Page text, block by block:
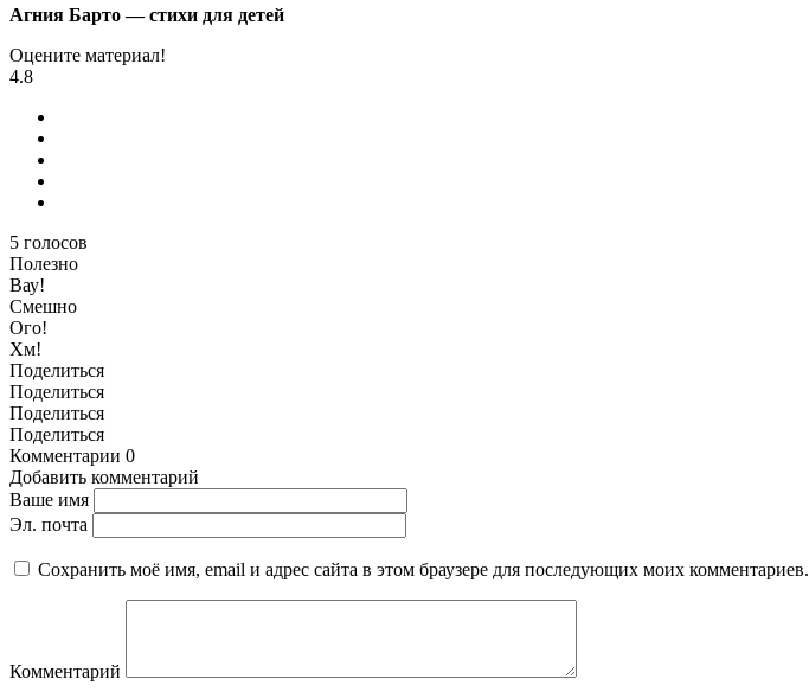
Агния Барто — стихи для детей
Оцените материал!
4.8
5 голосов
Полезно
Вау!
Смешно
Ого!
Хм!
Поделиться
Поделиться
Поделиться
Поделиться
Комментарии 0
Добавить комментарий
Ваше имя
Эл. почта
Сохранить моё имя, email и адрес сайта в этом браузере для последующих моих комментариев.
Комментарий